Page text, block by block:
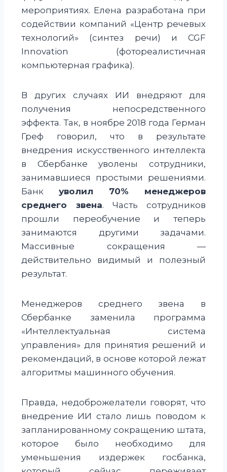
мероприятиях. Елена разработана при
содействии компаний «Центр речевых
технологий» (синтез речи) и CGF
Innovation (фотореалистичная
компьютерная графика).
В других случаях ИИ внедряют для
получения непосредственного
эффекта. Так, в ноябре 2018 года Герман
Греф говорил, что в результате
внедрения искусственного интеллекта
в Сбербанке уволены сотрудники,
занимавшиеся простыми решениями.
Банк уволил 70% менеджеров
среднего звена. Часть сотрудников
прошли переобучение и теперь
занимаются другими задачами.
Массивные сокращения —
действительно видимый и полезный
результат.
Менеджеров среднего звена в
Сбербанке заменила программа
«Интеллектуальная система
управления» для принятия решений и
рекомендаций, в основе которой лежат
алгоритмы машинного обучения.
Правда, недоброжелатели говорят, что
внедрение ИИ стало лишь поводом к
запланированному сокращению штата,
которое было необходимо для
уменьшения издержек госбанка,